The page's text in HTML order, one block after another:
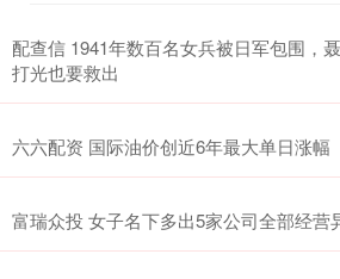
配查信 1941年数百名女兵被日军包围，
打光也要救出
六六配资 国际油价创近6年最大单日涨幅
富瑞众投 女子名下多出5家公司全部经营